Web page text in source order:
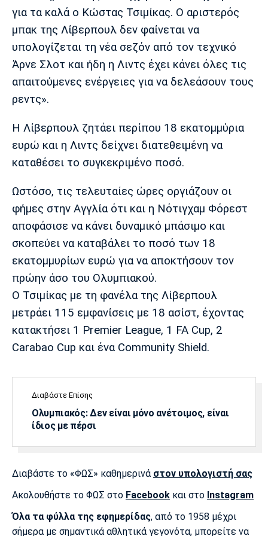
Πολιτισμός
Τραγούδια
Cine Spot
Running
Παρασκήνιο
Πρόγραμμα TV
Ιωνικός Κηφισιά Πανσερραϊκός
Μπαρτσελόνα
Ρεάλ
Μαδρίτης
Ατλέτικο
Μαδρίτης
Μάντσεστερ
Γιουνάιτεντ
Λίβερπουλ
Μάντσεστερ
Σίτι
Μίλαν Μπάγερν
Μπορούσια
Ντόρτμουντ
Παρί Σεν
Μαρσέιγ
Αστέρας
για τα καλά ο Κώστας Τσιμίκας. Ο αριστερός
μπακ της Λίβερπουλ δεν φαίνεται να
υπολογίζεται τη νέα σεζόν από τον τεχνικό
Άρνε Σλοτ και ήδη η Λιντς έχει κάνει όλες τις
απαιτούμενες ενέργειες για να δελεάσουν τους
ρεντς».
Η Λίβερπουλ ζητάει περίπου 18 εκατομμύρια
ευρώ και η Λιντς δείχνει διατεθειμένη να
καταθέσει το συγκεκριμένο ποσό.
Ωστόσο, τις τελευταίες ώρες οργιάζουν οι
φήμες στην Αγγλία ότι και η Νότιγχαμ Φόρεστ
αποφάσισε να κάνει δυναμικό μπάσιμο και
σκοπεύει να καταβάλει το ποσό των 18
εκατομμυρίων ευρώ για να αποκτήσουν τον
πρώην άσο του Ολυμπιακού.
Ο Τσιμίκας με τη φανέλα της Λίβερπουλ
μετράει 115 εμφανίσεις με 18 ασίστ, έχοντας
κατακτήσει 1 Premier League, 1 FA Cup, 2
Carabao Cup και ένα Community Shield.
Διαβάστε Επίσης
Ολυμπιακός: Δεν είναι μόνο ανέτοιμος, είναι
ίδιος με πέρσι
Διαβάστε το «ΦΩΣ» καθημερινά στον υπολογιστή σας
Ακολουθήστε το ΦΩΣ στο Facebook και στο Instagram
Όλα τα φύλλα της εφημερίδας, από το 1958 μέχρι
σήμερα με σημαντικά αθλητικά γεγονότα, μπορείτε να